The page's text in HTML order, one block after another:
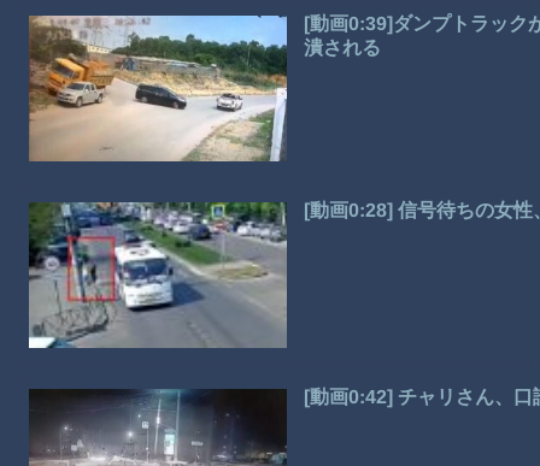
[動画0:39]ダンプトラック
潰される
[動画0:28] 信号待ちの女
[動画0:42] チャリさん、